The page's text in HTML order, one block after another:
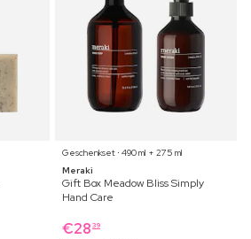
Geschenkset ⋅ 490 ml + 275 ml
Meraki
Gift Box Meadow Bliss Simply
Hand Care
€28 39